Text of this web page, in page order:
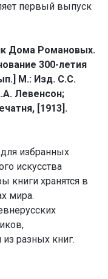
первый выпуск
Дома Романовых.
300-летия
М.: Изд. С.С.
Левенсон;
[1913].
избранных
искусства
книги хранятся в
мира.
разных книг.